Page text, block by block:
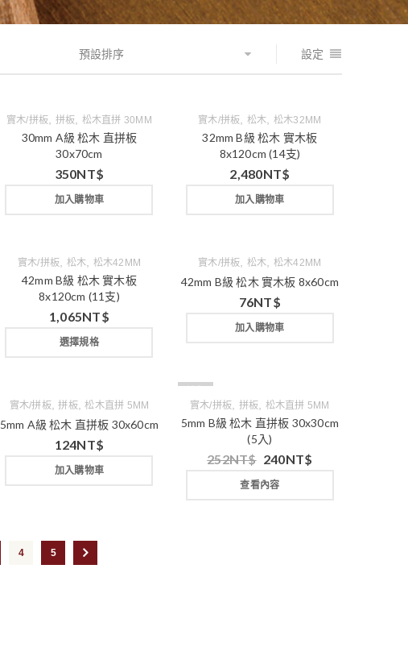
設定
預設排序
實木/拼板 拼板 松木直拼 30MM
30mm A級 松木 直拼板
30x70cm
350NT$
加入購物車
實木/拼板 松木 松木32MM
32mm B級 松木 實木板
8x120cm (14支)
2,480NT$
加入購物車
實木/拼板 松木 松木42MM
42mm B級 松木 實木板
8x120cm (11支)
1,065NT$
選擇規格
實木/拼板 松木 松木42MM
42mm B級 松木 實木板 8x60cm
76NT$
加入購物車
實木/拼板,拼板,松木直拼 5MM
5mm A級 松木 直拼板 30x60cm
124NT$
加入購物車
實木/拼板 拼板 松木直拼 5MM
5mm B級 松木 直拼板 30x30cm
(5入)
252NT$ 240NT$
查看內容
4 5